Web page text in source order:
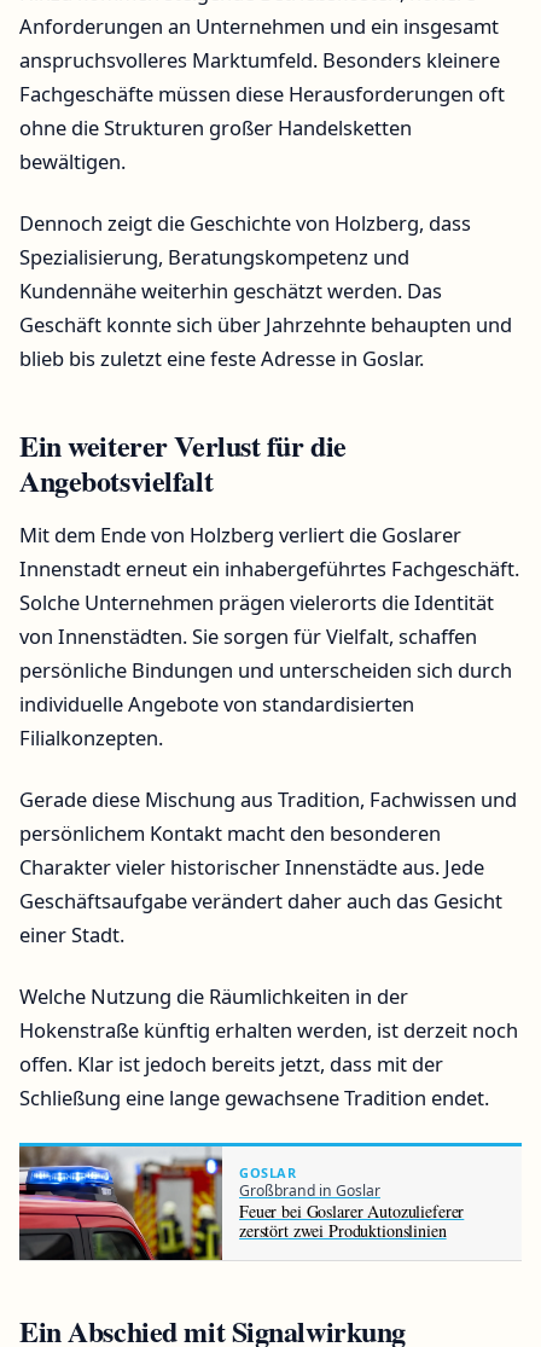
Anforderungen an Unternehmen und ein insgesamt
anspruchsvolleres Marktumfeld. Besonders kleinere
Fachgeschäfte müssen diese Herausforderungen oft
ohne die Strukturen großer Handelsketten
bewältigen.
Dennoch zeigt die Geschichte von Holzberg, dass
Spezialisierung, Beratungskompetenz und
Kundennähe weiterhin geschätzt werden. Das
Geschäft konnte sich über Jahrzehnte behaupten und
blieb bis zuletzt eine feste Adresse in Goslar.
Ein weiterer Verlust für die
Angebotsvielfalt
Mit dem Ende von Holzberg verliert die Goslarer
Innenstadt erneut ein inhabergeführtes Fachgeschäft.
Solche Unternehmen prägen vielerorts die Identität
von Innenstädten. Sie sorgen für Vielfalt, schaffen
persönliche Bindungen und unterscheiden sich durch
individuelle Angebote von standardisierten
Filialkonzepten.
Gerade diese Mischung aus Tradition, Fachwissen und
persönlichem Kontakt macht den besonderen
Charakter vieler historischer Innenstädte aus. Jede
Geschäftsaufgabe verändert daher auch das Gesicht
einer Stadt.
Welche Nutzung die Räumlichkeiten in der
Hokenstraße künftig erhalten werden, ist derzeit noch
offen. Klar ist jedoch bereits jetzt, dass mit der
Schließung eine lange gewachsene Tradition endet.
GOSLAR
Großbrand in Goslar
Feuer bei Goslarer Autozulieferer
zerstört zwei Produktionslinien
Ein Abschied mit Signalwirkung